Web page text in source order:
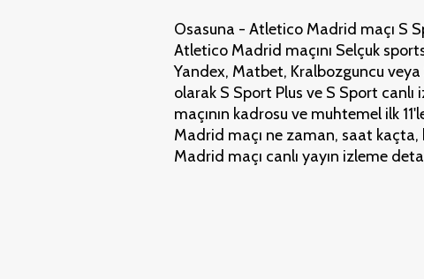
Osasuna - Atletico Madrid maçı S
Atletico Madrid maçını Selçuk
Yandex, Matbet, Kralbozguncu veya
olarak S Sport Plus ve S Sport
maçının kadrosu ve muhtemel ilk
Madrid maçı ne zaman, saat
Madrid maçı canlı yayın izleme